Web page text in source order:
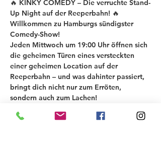
🔥 KINKY COMEDY – Die verruchte Stand-
Up Night auf der Reeperbahn! 🔥
Willkommen zu Hamburgs sündigster
Comedy-Show!
Jeden Mittwoch um 19:00 Uhr öffnen sich
die geheimen Türen eines versteckten
einer geheimen Location auf der
Reeperbahn – und was dahinter passiert,
bringt dich nicht nur zum Erröten,
sondern auch zum Lachen!
Bei der KINKY COMEDY New Material